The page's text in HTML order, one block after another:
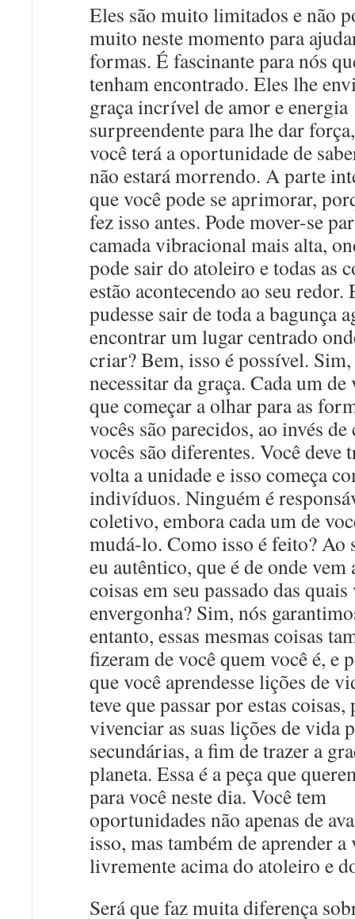
Eles são muito limitados e não
muito neste momento para
formas. É fascinante para nós
tenham encontrado. Eles lhe
graça incrível de amor e energia
surpreendente para lhe dar
você terá a oportunidade de
não estará morrendo. A parte
que você pode se aprimorar,
fez isso antes. Pode mover-se
camada vibracional mais alta,
pode sair do atoleiro e todas as
estão acontecendo ao seu redor.
pudesse sair de toda a bagunça
encontrar um lugar centrado
criar? Bem, isso é possível.
necessitar da graça. Cada um de
que começar a olhar para as
vocês são parecidos, ao invés de
vocês são diferentes. Você deve
volta a unidade e isso começa
indivíduos. Ninguém é
coletivo, embora cada um de
mudá-lo. Como isso é feito? Ao
eu autêntico, que é de onde vem
coisas em seu passado das quais
envergonha? Sim, nós
entanto, essas mesmas coisas
fizeram de você quem você é, e
que você aprendesse lições de
teve que passar por estas coisas,
vivenciar as suas lições de vida
secundárias, a fim de trazer a
planeta. Essa é a peça que
para você neste dia. Você tem
oportunidades não apenas de
isso, mas também de aprender
livremente acima do atoleiro e
Será que faz muita diferença